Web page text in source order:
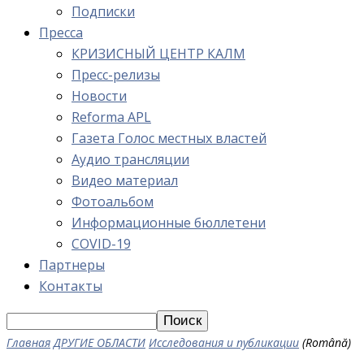
Подписки
Пресса
КРИЗИСНЫЙ ЦЕНТР КАЛМ
Пресс-релизы
Новости
Reforma APL
Газета Голос местных властей
Аудио трансляции
Видео материал
Фотоальбом
Информационные бюллетени
COVID-19
Партнеры
Контакты
Главная ДРУГИЕ ОБЛАСТИ Исследования и публикации (Română)